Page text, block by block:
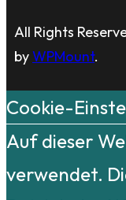
All Rights
byWPMount.
Cookie-
Auf dieser
verwendet.